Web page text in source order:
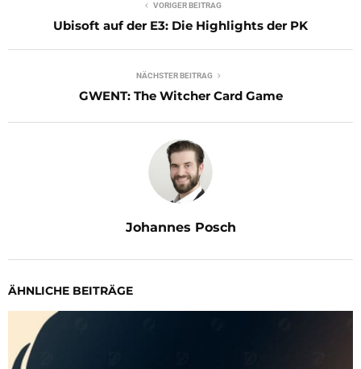
VORIGER BEITRAG
Ubisoft auf der E3: Die Highlights der PK
NÄCHSTER BEITRAG
GWENT: The Witcher Card Game
Johannes Posch
ÄHNLICHE BEITRÄGE